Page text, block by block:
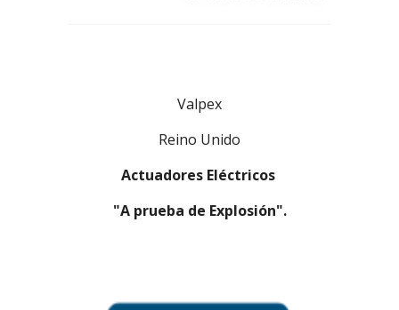
Valpex
Reino Unido
Actuadores Eléctricos
"A prueba de Explosión".